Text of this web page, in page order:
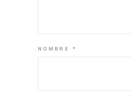
NOMBRE*